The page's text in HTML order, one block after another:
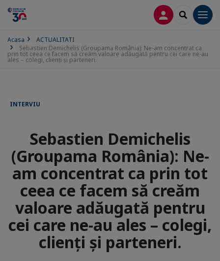
CONECTARE
SEARCH
Acasa
ACTUALITATI
Sebastien Demichelis (Groupama România): Ne-am concentrat ca
prin tot ceea ce facem să creăm valoare adăugată pentru cei care ne-au
ales – colegi, clienți și parteneri.
INTERVIU
Sebastien Demichelis
(Groupama România): Ne-
am concentrat ca prin tot
ceea ce facem să creăm
valoare adăugată pentru
cei care ne-au ales – colegi,
clienți și parteneri.